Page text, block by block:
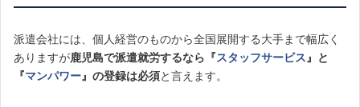
派遣会社には、個人経営のものから全国展開する大手まで幅広く
ありますが鹿児島で派遣就労するなら『スタッフサービス 』と
『マンパワー』の登録は必須と言えます。